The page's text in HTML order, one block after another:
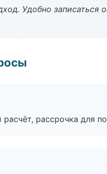
Удобно записаться
рассрочка для